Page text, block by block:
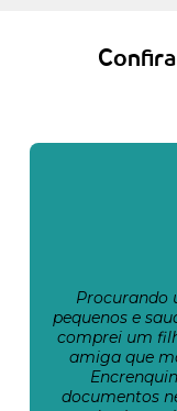
Procurando
pequenos e
comprei um
amiga que
documentos